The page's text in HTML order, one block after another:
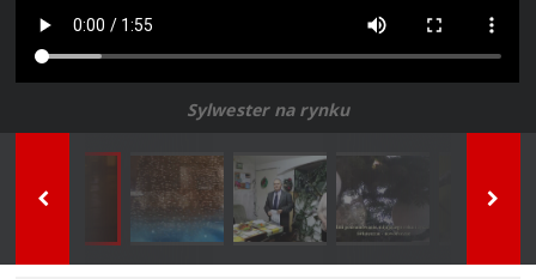
Sylwester na rynku